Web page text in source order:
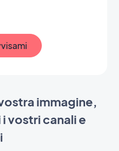
immagine,
vostri canali e